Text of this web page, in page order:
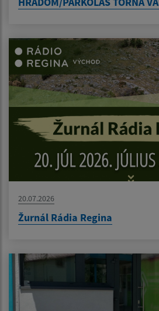
20.07.2026
Žurnál Rádia Regina